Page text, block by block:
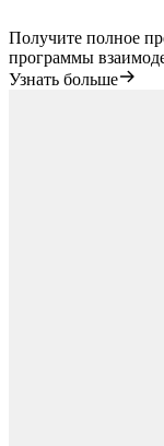
Получите полное
программы
Узнать больше